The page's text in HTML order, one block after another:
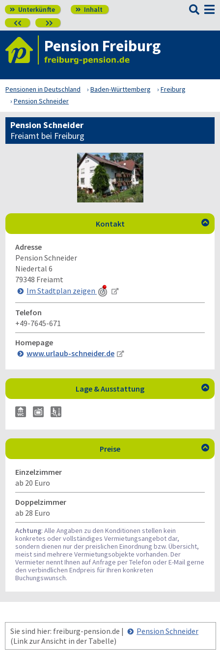
 Unterkünfte  Inhalt
 

Pension Freiburg
Pensionen in Deutschland Baden-Württemberg
Freiburg
Pension Schneider
Pension Schneider
Freiamt bei Freiburg
Kontakt 
Adresse
Pension Schneider
Niedertal 6
79348 Freiamt
Im Stadtplan zeigen
Telefon
+49-7645-671
Homepage
www.urlaub-schneider.de
Lage & Ausstattung 
Preise 
Einzelzimmer
ab 20 Euro
Doppelzimmer
ab 28 Euro
Achtung: Alle Angaben zu den Konditionen stellen kein
konkretes oder vollständiges Vermietungsangebot dar,
sondern dienen nur der preislichen Einordnung bzw. Übersicht,
meist sind mehrere Vermietungsobjekte vorhanden. Der
Vermieter nennt Ihnen auf Anfrage per Telefon oder E-Mail gerne
den verbindlichen Endpreis für Ihren konkreten
Buchungswunsch.
Sie sind hier: freiburg-pension.de |
Pension Schneider
(Link zur Ansicht in der Tabelle)